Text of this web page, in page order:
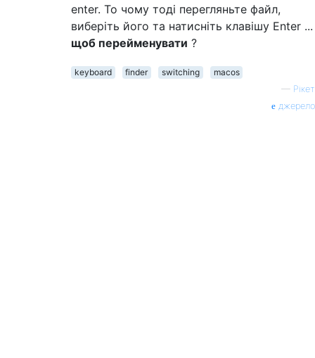
enter. То чому тоді перегляньте файл,
виберіть його та натисніть клавішу Enter ...
щоб перейменувати ?
keyboard finder switching
macos
— Рікет
джерело